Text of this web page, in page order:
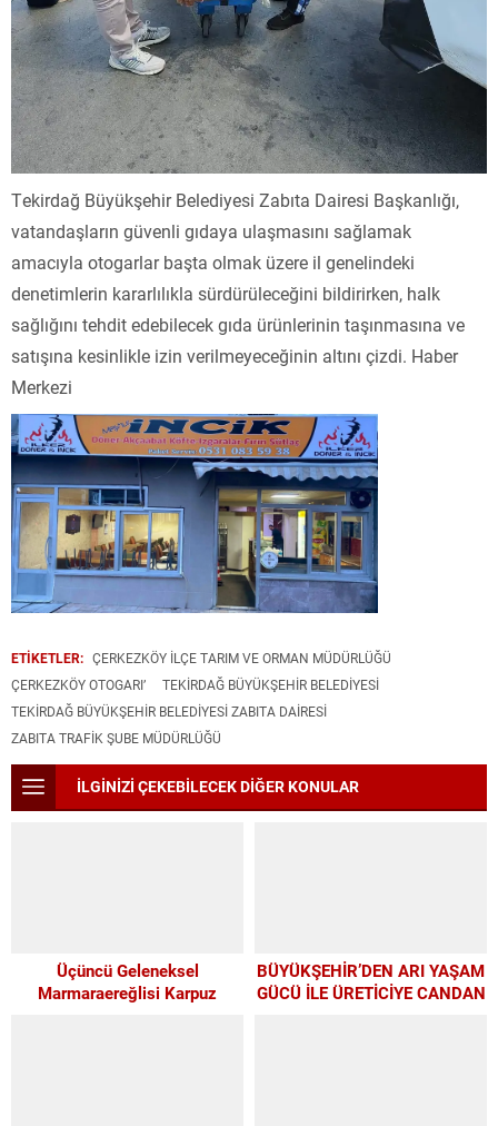
Tekirdağ Büyükşehir Belediyesi Zabıta Dairesi Başkanlığı,
vatandaşların güvenli gıdaya ulaşmasını sağlamak
amacıyla otogarlar başta olmak üzere il genelindeki
denetimlerin kararlılıkla sürdürüleceğini bildirirken, halk
sağlığını tehdit edebilecek gıda ürünlerinin taşınmasına ve
satışına kesinlikle izin verilmeyeceğinin altını çizdi. Haber
Merkezi
ETİKETLER: ÇERKEZKÖY İLÇE TARIM VE ORMAN MÜDÜRLÜĞÜ
ÇERKEZKÖY OTOGARI’
TEKIRDAĞ BÜYÜKŞEHIR BELEDIYESI
TEKIRDAĞ BÜYÜKŞEHIR BELEDIYESI ZABITA DAIRESI
ZABITA TRAFIK ŞUBE MÜDÜRLÜĞÜ
İLGİNİZİ ÇEKEBİLECEK DİĞER KONULAR
Üçüncü Geleneksel
Marmaraereğlisi Karpuz
BÜYÜKŞEHİR’DEN ARI YAŞAM
GÜCÜ İLE ÜRETİCİYE CANDAN